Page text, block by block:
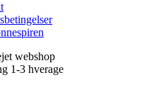
webshop
1-3 hverage